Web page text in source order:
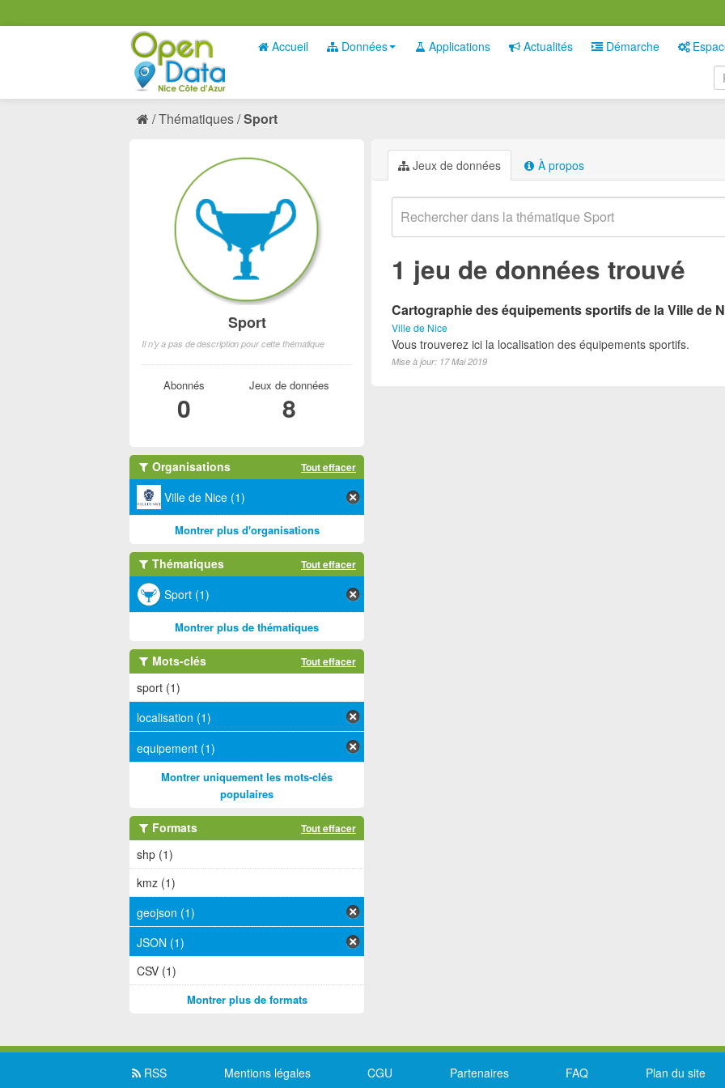
Accueil Données Applications Actualités Démarche
Thématiques Sport
Jeux de données À propos
1 jeu de données trouvé
Cartographie des équipements sportifs de la Ville de
Ville de Nice
Vous trouverez ici la localisation des équipements sportifs.
Mise à jour: 17 Mai 2019
Sport
Il n'y a pas de description pour cette thématique
Abonnés
0
Jeux de données
8
Organisations Tout effacer
Ville de Nice (1)
Montrer plus d'organisations
Thématiques Tout effacer
Sport (1)
Montrer plus de thématiques
Mots-clés Tout effacer
sport (1)
localisation (1)
equipement (1)
Montrer uniquement les mots-clés
populaires
Formats Tout effacer
shp (1)
kmz (1)
geojson (1)
JSON (1)
CSV (1)
Montrer plus de formats
RSS Mentions légales CGU Partenaires FAQ Plan du site